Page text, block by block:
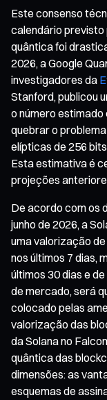
Este consenso
calendário
quântica foi
2026, a Google
investigadores da
Stanford, publicou
o número
quebrar o
elípticas de 256
Esta estimativa é
projeções
De acordo com os
junho de 2026, a
uma valorização de
nos últimos 7 dias,
últimos 30 dias e
de mercado, será
colocado pelas
valorização das
da Solana no
quântica das
dimensões: as
esquemas de